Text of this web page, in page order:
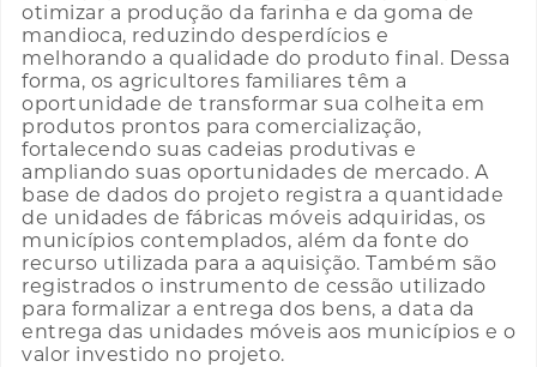
otimizar a produção da farinha e da goma de
mandioca, reduzindo desperdícios e
melhorando a qualidade do produto final. Dessa
forma, os agricultores familiares têm a
oportunidade de transformar sua colheita em
produtos prontos para comercialização,
fortalecendo suas cadeias produtivas e
ampliando suas oportunidades de mercado. A
base de dados do projeto registra a quantidade
de unidades de fábricas móveis adquiridas, os
municípios contemplados, além da fonte do
recurso utilizada para a aquisição. Também são
registrados o instrumento de cessão utilizado
para formalizar a entrega dos bens, a data da
entrega das unidades móveis aos municípios e o
valor investido no projeto.